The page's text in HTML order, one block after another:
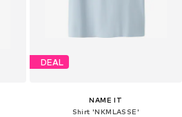
DEAL
NAME IT
Shirt 'NKMLASSE'